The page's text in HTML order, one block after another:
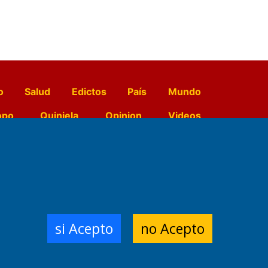
Salud Edictos País
Mundo
Quiniela Opinion
Videos
Impresora:
si Acepto no Acepto